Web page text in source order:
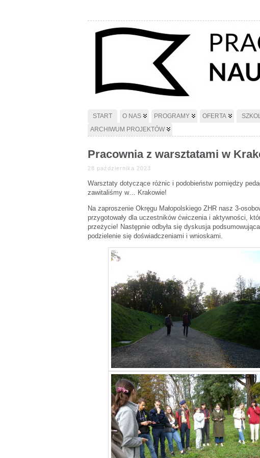
START O NAS PROGRAMY OFERTA
ARCHIWUM PROJEKTÓW
Pracownia z warsztatami w
28 października 2023
Warsztaty dotyczące różnic i podobieństw pomiędzy
zawitaliśmy w… Krakowie!
Na zaproszenie Okręgu Małopolskiego ZHR nasz 3-
przygotowały dla uczestników ćwiczenia i aktywności,
przeżycie! Następnie odbyła się dyskusja
podzielenie się doświadczeniami i wnioskami.